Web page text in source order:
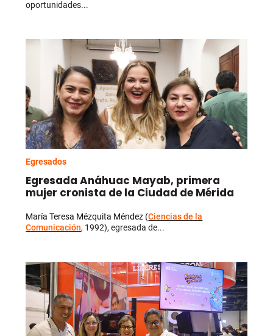
oportunidades...
Egresados
Egresada Anáhuac Mayab, primera
mujer cronista de la Ciudad de Mérida
María Teresa Mézquita Méndez (Ciencias de la
Comunicación, 1992), egresada de...